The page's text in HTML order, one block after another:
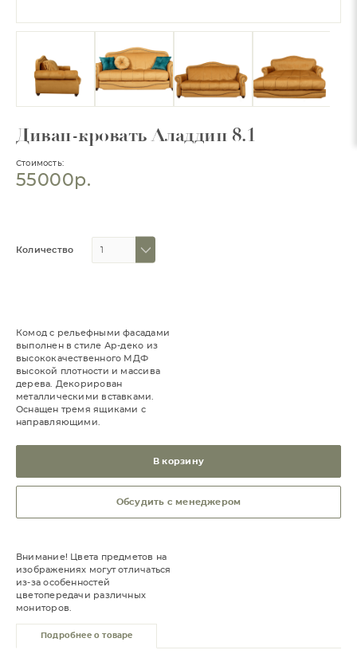
Диван-кровать Аладдин 8.1
Стоимость:
55000р.
Количество
Комод с рельефными фасадами
выполнен в стиле Ар-деко из
высококачественного МДФ
высокой плотности и массива
дерева. Декорирован
металлическими вставками.
Оснащен тремя ящиками с
направляющими.
В корзину
Обсудить с менеджером
Внимание! Цвета предметов на
изображениях могут отличаться
из-за особенностей
цветопередачи различных
мониторов.
Подробнее о товаре